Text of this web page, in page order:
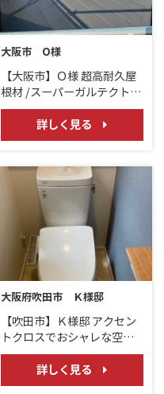
大阪市 O様
【大阪市】Ｏ様 超高耐久屋
根材 /スーパーガルテクトフ
ッ素
詳しく見る
大阪府吹田市 Ｋ様邸
【吹田市】Ｋ様邸 アクセン
トクロスでおシャレな空間
に！トイレリフォーム/LIXIL
アメージュ詳しく見る